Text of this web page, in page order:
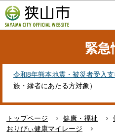
の
ペ
す
緊急
令和8年熊本地震・被災者受入支
族・縁者にあたる方対象）
トップページ 健康・福祉
おりぴぃ健康マイレージ